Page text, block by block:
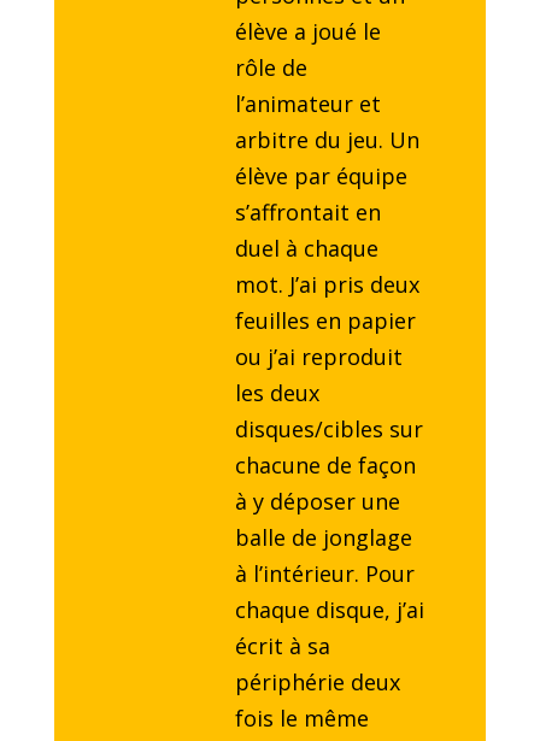
élève a joué le
rôle de
l’animateur et
arbitre du jeu. Un
élève par équipe
s’affrontait en
duel à chaque
mot. J’ai pris deux
feuilles en papier
ou j’ai reproduit
les deux
disques/cibles sur
chacune de façon
à y déposer une
balle de jonglage
à l’intérieur. Pour
chaque disque, j’ai
écrit à sa
périphérie deux
fois le même